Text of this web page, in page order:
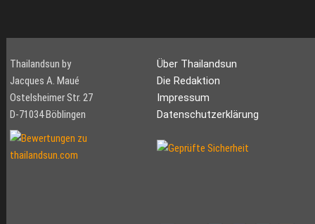
Thailandsun by
Jacques A. Maué
Ostelsheimer Str. 27
D-71034 Böblingen
Über Thailandsun
Die Redaktion
Impressum
Datenschutzerklärung